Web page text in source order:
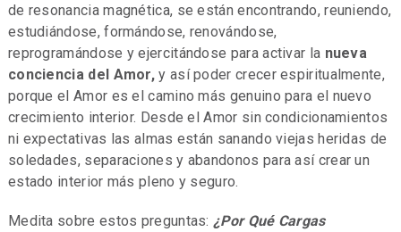
de resonancia magnética, se están encontrando, reuniendo,
estudiándose, formándose, renovándose,
reprogramándose y ejercitándose para activar la nueva
conciencia del Amor,y así poder crecer espiritualmente,
porque el Amor es el camino más genuino para el nuevo
crecimiento interior. Desde el Amor sin condicionamientos
ni expectativas las almas están sanando viejas heridas de
soledades, separaciones y abandonos para así crear un
estado interior más pleno y seguro.
Medita sobre estos preguntas:¿Por Qué Cargas